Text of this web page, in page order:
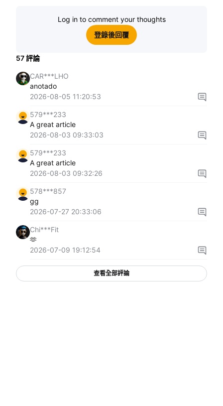
Log in to comment your thoughts
登錄後回覆
57評論
CAR***LHO
anotado
2026-08-05 11:20:53
579***233
A great article
2026-08-03 09:33:03
579***233
A great article
2026-08-03 09:32:26
578***857
gg
2026-07-27 20:33:06
Chi***Fit
🫶
2026-07-09 19:12:54
查看全部評論